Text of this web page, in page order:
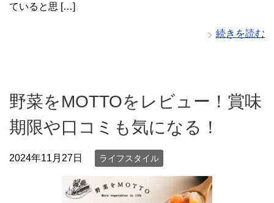
ていると思 […]
続きを読む
野菜をMOTTOをレビュー！賞味
期限や口コミも気になる！
2024年11月27日 ライフスタイル